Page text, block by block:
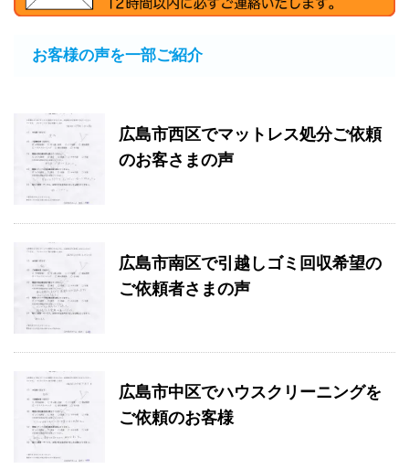
お客様の声を一部ご紹介
広島市西区でマットレス処分ご依頼
のお客さまの声
広島市南区で引越しゴミ回収希望の
ご依頼者さまの声
広島市中区でハウスクリーニングを
ご依頼のお客様